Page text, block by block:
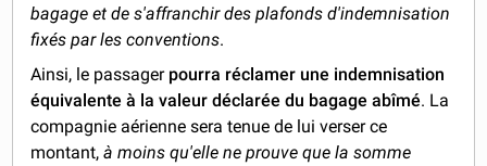
bagage et de s'affranchir des plafonds d'indemnisation
fixés par les conventions.
Ainsi, le passager pourra réclamer une indemnisation
équivalente à la valeur déclarée du bagage abîmé. La
compagnie aérienne sera tenue de lui verser ce
montant,à moins qu'elle ne prouve que la somme